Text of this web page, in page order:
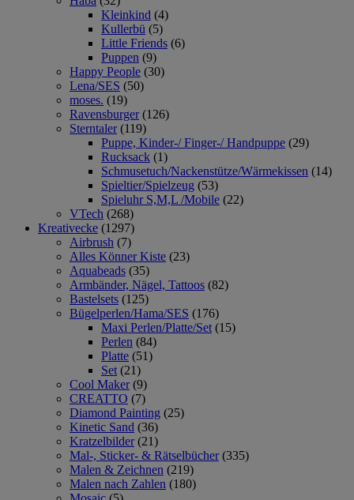
Kleinkind (4)
Kullerbü (5)
Little Friends (6)
Puppen (9)
Happy People (30)
Lena/SES (50)
moses. (19)
Ravensburger (126)
Sterntaler (119)
Puppe, Kinder-/ Finger-/ Handpuppe (29)
Rucksack (1)
Schmusetuch/Nackenstütze/Wärmekissen (14)
Spieltier/Spielzeug (53)
Spieluhr S,M,L /Mobile (22)
VTech (268)
Kreativecke (1297)
Airbrush (7)
Alles Könner Kiste (23)
Aquabeads (35)
Armbänder, Nägel, Tattoos (82)
Bastelsets (125)
Bügelperlen/Hama/SES (176)
Maxi Perlen/Platte/Set (15)
Perlen (84)
Platte (51)
Set (21)
Cool Maker (9)
CREATTO (7)
Diamond Painting (25)
Kinetic Sand (36)
Kratzelbilder (21)
Mal-, Sticker- & Rätselbücher (335)
Malen & Zeichnen (219)
Malen nach Zahlen (180)